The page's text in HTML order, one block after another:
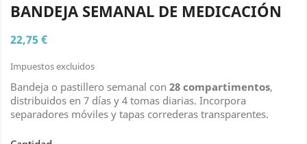
BANDEJA SEMANAL DE MEDICACIÓN
22,75 €
Impuestos excluidos
Bandeja o pastillero semanal con 28 compartimentos,
distribuidos en 7 días y 4 tomas diarias. Incorpora
separadores móviles y tapas correderas transparentes.